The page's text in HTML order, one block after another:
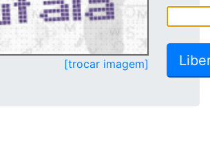
[trocar imagem]